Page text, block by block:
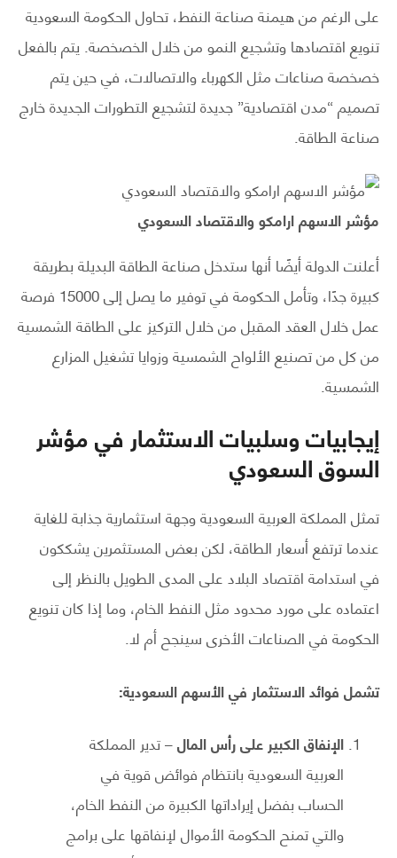
على الرغم من هيمنة صناعة النفط، تحاول الحكومة السعودية
تنويع اقتصادها وتشجيع النمو من خلال الخصخصة. يتم بالفعل
خصخصة صناعات مثل الكهرباء والاتصالات، في حين يتم
تصميم “مدن اقتصادية” جديدة لتشجيع التطورات الجديدة خارج
صناعة الطاقة.
مؤشر الاسهم ارامكو والاقتصاد السعودي
أعلنت الدولة أيضًا أنها ستدخل صناعة الطاقة البديلة بطريقة
كبيرة جدًا، وتأمل الحكومة في توفير ما يصل إلى 15000 فرصة
عمل خلال العقد المقبل من خلال التركيز على الطاقة الشمسية
من كل من تصنيع الألواح الشمسية وزوايا تشغيل المزارع
الشمسية.
إيجابيات وسلبيات الاستثمار في مؤشر
السوق السعودي
تمثل المملكة العربية السعودية وجهة استثمارية جذابة للغاية
عندما ترتفع أسعار الطاقة، لكن بعض المستثمرين يشككون
في استدامة اقتصاد البلاد على المدى الطويل بالنظر إلى
اعتماده على مورد محدود مثل النفط الخام، وما إذا كان تنويع
الحكومة في الصناعات الأخرى سينجح أم لا.
تشمل فوائد الاستثمار في الأسهم السعودية:
الإنفاق الكبير على رأس المال– تدير المملكة
العربية السعودية بانتظام فوائض قوية في
الحساب بفضل إيراداتها الكبيرة من النفط الخام،
والتي تمنح الحكومة الأموال لإنفاقها على برامج